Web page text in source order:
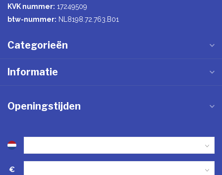
KVK nummer: 17249509
btw-nummer: NL8198.72.763.B01
Categorieën
Informatie
Openingstijden
€